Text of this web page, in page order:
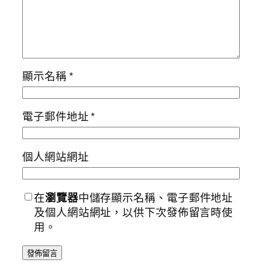
顯示名稱*
電子郵件地址*
個人網站網址
在瀏覽器中儲存顯示名稱、電子郵件地址
及個人網站網址，以供下次發佈留言時使
用。